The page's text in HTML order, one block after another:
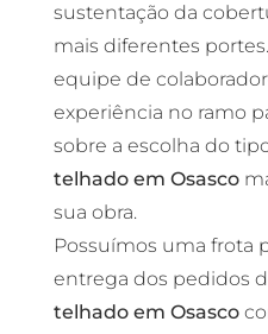
sustentação da
mais diferentes
equipe de
experiência no ramo
sobre a escolha do
telhado em Osasco
sua obra.
Possuímos uma frota
entrega dos pedidos
telhado em Osasco